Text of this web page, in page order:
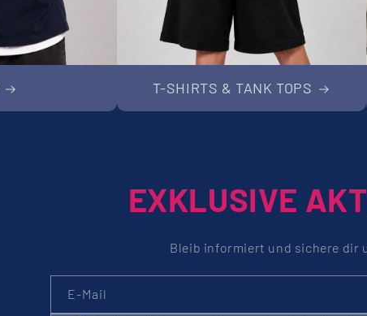
T-SHIRTS & TANK TOPS
EXKLUSIVE
Bleib informiert und sichere dir
E-Mail